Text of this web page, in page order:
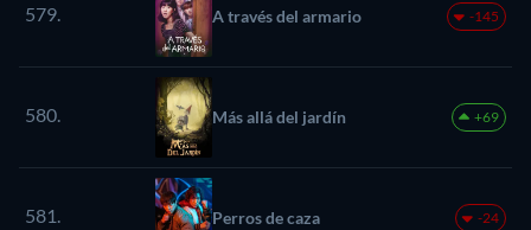
579. A través del armario -145
580. Más allá del jardín +69
581. Perros de caza -24